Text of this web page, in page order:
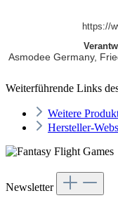
https://
Asmodee Germany,
Weiterführende Links
Weitere
Hersteller-
Newsletter